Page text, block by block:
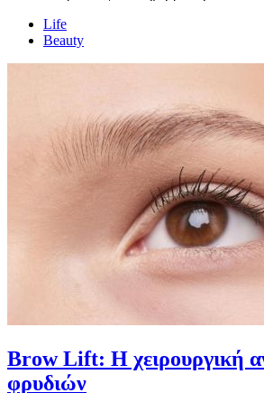
Life
Beauty
Brow Lift: Η χειρουργική
φρυδιών